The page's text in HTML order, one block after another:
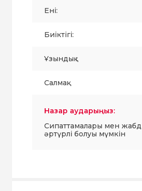
Ені:
Биіктігі:
Ұзындық :
Салмақ:
Назар аударыңыз:
Сипаттамалары мен
әртүрлі болуы мүмкін